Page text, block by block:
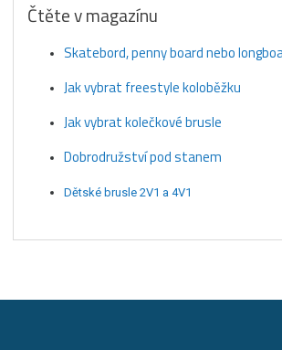
Čtěte v magazínu
Skatebord, penny board nebo
Jak vybrat freestyle koloběžku
Jak vybrat kolečkové brusle
Dobrodružství pod stanem
Dětské brusle 2V1 a 4V1